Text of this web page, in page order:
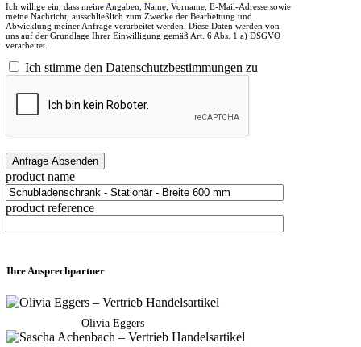
Ich willige ein, dass meine Angaben, Name, Vorname, E-Mail-Adresse sowie
meine Nachricht, ausschließlich zum Zwecke der Bearbeitung und
Abwicklung meiner Anfrage verarbeitet werden. Diese Daten werden von
uns auf der Grundlage Ihrer Einwilligung gemäß Art. 6 Abs. 1 a) DSGVO
verarbeitet.
Ich stimme den Datenschutzbestimmungen zu
product name
product reference
Ihre Ansprechpartner
Olivia Eggers